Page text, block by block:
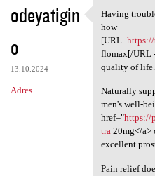
odeyatigin
o
13.10.2024
Adres
Having
Having
how
[URL=
flomax[/URL
quality of life.
Naturally
men's well-
href="https://
tra20mg</a>
excellent
Pain relief